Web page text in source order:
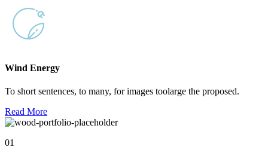
Wind Energy
To short sentences, to many, for images toolarge the proposed.
Read More
01